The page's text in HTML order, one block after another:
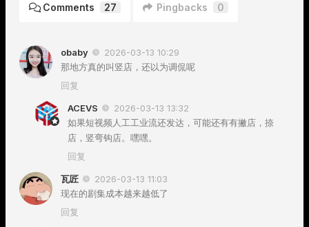
Comments 27 Pingbacks 0
obaby
2026-03-13 10:29
那地方真的叫竖店，还以为调侃呢
回复
ACEVS
2026-03-13 13:32
如果短视频人工工业流还发达，可能还有有撇店，捺
店，竖弯钩店。嘿嘿。
回复
瓦匠
2026-03-13 11:03
现在的剧集成本越来越低了
回复